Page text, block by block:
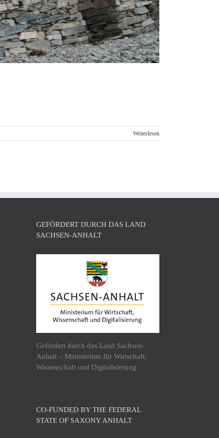
Weiterlesen
GEFÖRDERT DURCH DAS LAND
SACHSEN-ANHALT
Gefördert durch das Land Sachsen-
Anhalt – Ministerium für Wirtschaft,
Wissenschaft und Digitalisierung
CO-FUNDED BY THE FEDERAL
STATE OF SAXONY ANHALT